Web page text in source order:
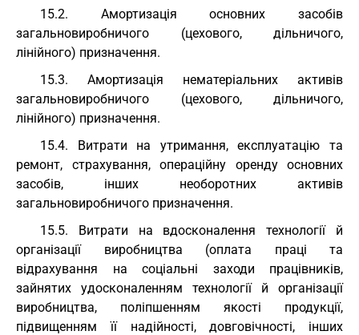
15.2. Амортизація основних засобів
загальновиробничого (цехового, дільничого,
лінійного) призначення.
15.3. Амортизація нематеріальних активів
загальновиробничого (цехового, дільничого,
лінійного) призначення.
15.4. Витрати на утримання, експлуатацію та
ремонт, страхування, операційну оренду основних
засобів, інших необоротних активів
загальновиробничого призначення.
15.5. Витрати на вдосконалення технології й
організації виробництва (оплата праці та
відрахування на соціальні заходи працівників,
зайнятих удосконаленням технології й організації
виробництва, поліпшенням якості продукції,
підвищенням її надійності, довговічності, інших